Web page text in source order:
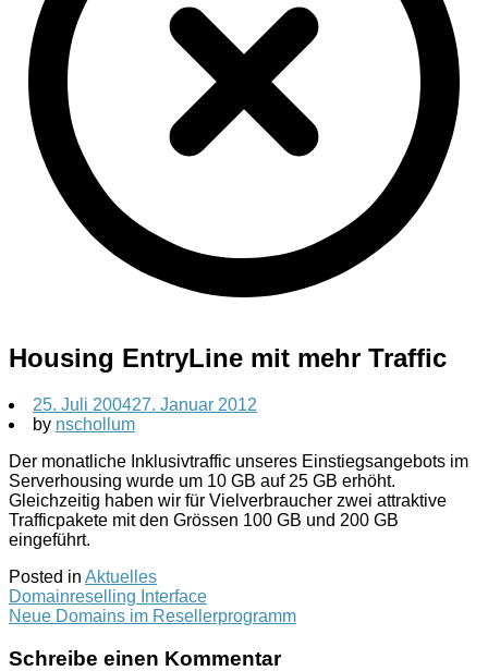
Housing EntryLine mit mehr Traffic
25. Juli 200427. Januar 2012
by nschollum
Der monatliche Inklusivtraffic unseres Einstiegsangebots im
Serverhousing wurde um 10 GB auf 25 GB erhöht.
Gleichzeitig haben wir für Vielverbraucher zwei attraktive
Trafficpakete mit den Grössen 100 GB und 200 GB
eingeführt.
Posted in Aktuelles
Post
navigation
Domainreselling Interface
Neue Domains im Resellerprogramm
Schreibe einen Kommentar